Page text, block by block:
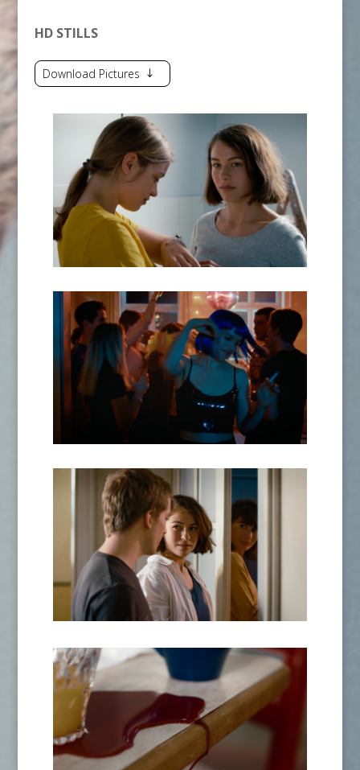
HD STILLS
Download Pictures